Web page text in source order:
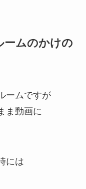
ームのかけの
ームですが
ま動画に
には